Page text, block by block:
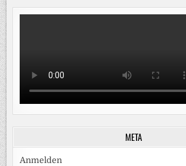
META
Anmelden